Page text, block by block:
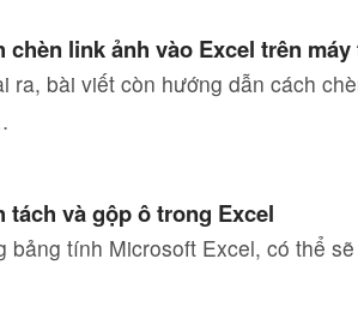
chèn link ảnh vào Excel trên máy
ra, bài viết còn hướng dẫn cách
tách và gộp ô trong Excel
bảng tính Microsoft Excel, có thể